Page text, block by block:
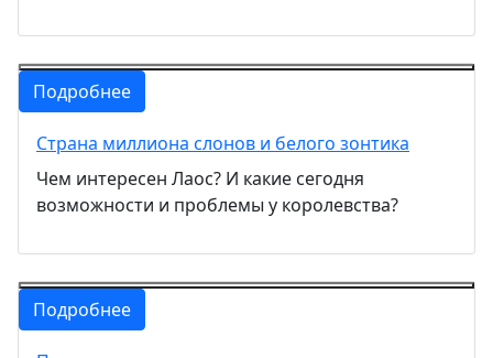
Подробнее
Страна миллиона слонов и белого зонтика
Чем интересен Лаос? И какие сегодня
возможности и проблемы у королевства?
Подробнее